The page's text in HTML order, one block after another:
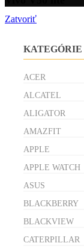
Zatvoriť
ACER
ALCATEL
ALIGATOR
AMAZFIT
APPLE
APPLE WATCH
ASUS
BLACKBERRY
BLACKVIEW
CATERPILLAR